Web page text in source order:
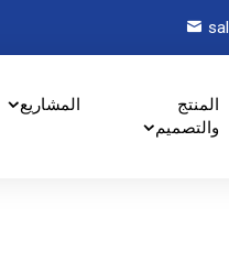
المنتج
والتصميم
المشاريع